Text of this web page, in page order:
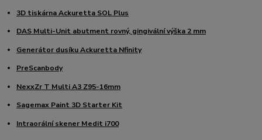
3D tiskárna Ackuretta SOL Plus
DAS Multi-Unit abutment rovný, gingivální výška 2 mm
Generátor dusíku Ackuretta Nfinity
PreScanbody
NexxZr T Multi A3 Z95-16mm
Sagemax Paint 3D Starter Kit
Intraorální skener Medit i700